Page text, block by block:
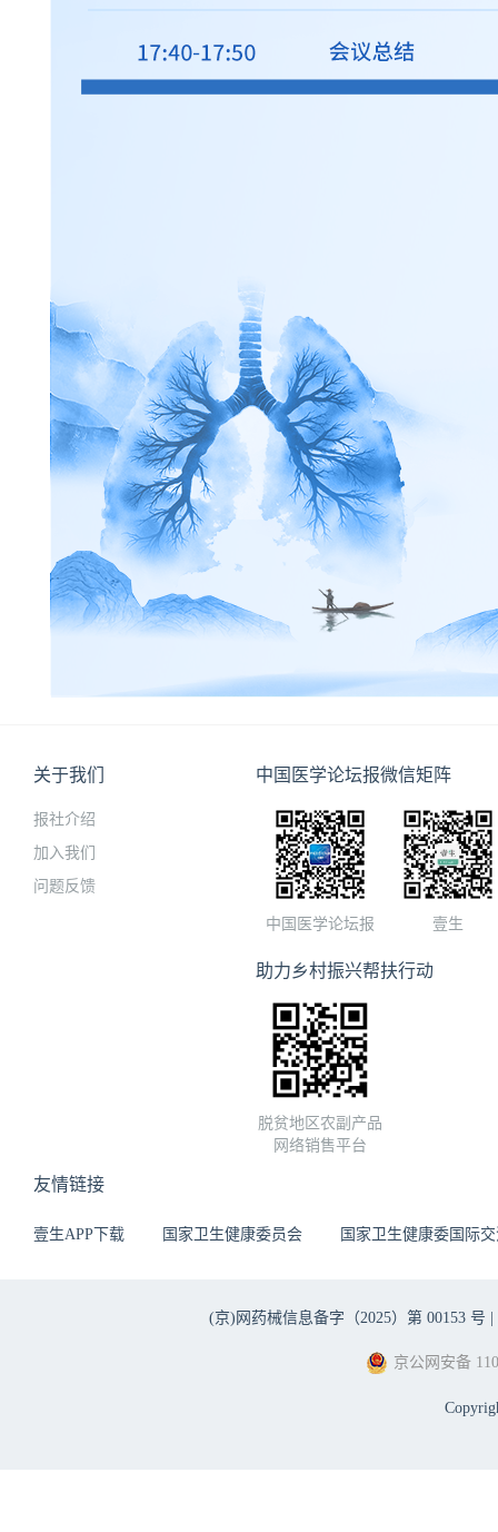
关于我们
报社介绍
加入我们
问题反馈
中国医学论坛报微信矩阵
中国医学论坛报 壹生
助力乡村振兴帮扶行动
脱贫地区农副产品
网络销售平台
友情链接
壹生APP下载 国家卫生健康委员会 国家卫生健康委国际
(京)网药械信息备字（2025）第 00153 号 |
京公网安备